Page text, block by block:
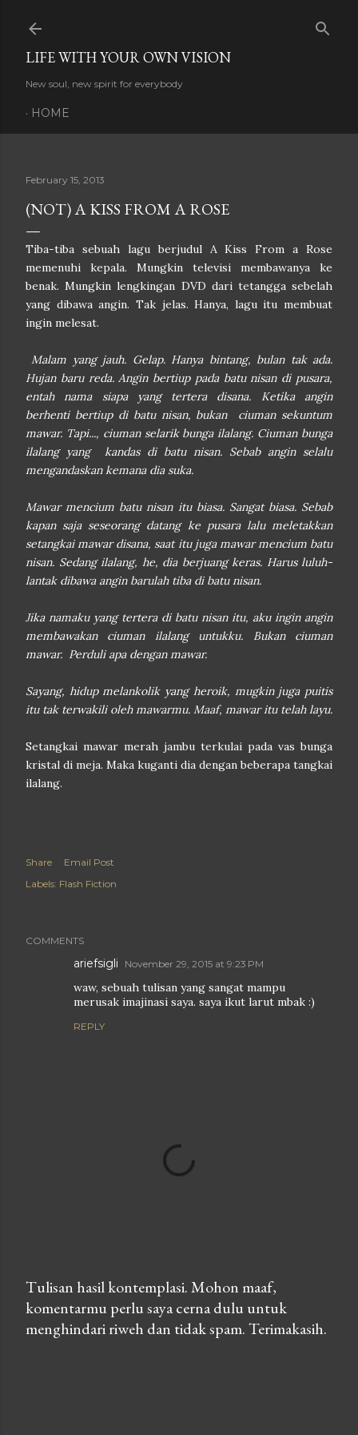
LIFE WITH YOUR OWN VISION
New soul, new spirit for everybody
HOME
February 15, 2013
(NOT) A KISS FROM A ROSE
Tiba-tiba sebuah lagu berjudul A Kiss From a Rose
memenuhi kepala. Mungkin televisi membawanya ke
benak. Mungkin lengkingan DVD dari tetangga sebelah
yang dibawa angin. Tak jelas. Hanya, lagu itu membuat
ingin melesat.
Malam yang jauh. Gelap. Hanya bintang, bulan tak ada.
Hujan baru reda. Angin bertiup pada batu nisan di pusara,
entah nama siapa yang tertera disana. Ketika angin
berhenti bertiup di batu nisan, bukan ciuman sekuntum
mawar. Tapi..., ciuman selarik bunga ilalang. Ciuman bunga
ilalang yang kandas di batu nisan. Sebab angin selalu
mengandaskan kemana dia suka.
Mawar mencium batu nisan itu biasa. Sangat biasa. Sebab
kapan saja seseorang datang ke pusara lalu meletakkan
setangkai mawar disana, saat itu juga mawar mencium batu
nisan. Sedang ilalang, he, dia berjuang keras. Harus luluh-
lantak dibawa angin barulah tiba di batu nisan.
Jika namaku yang tertera di batu nisan itu, aku ingin angin
membawakan ciuman ilalang untukku. Bukan ciuman
mawar. Perduli apa dengan mawar.
Sayang, hidup melankolik yang heroik, mugkin juga puitis
itu tak terwakili oleh mawarmu. Maaf, mawar itu telah layu.
Setangkai mawar merah jambu terkulai pada vas bunga
kristal di meja. Maka kuganti dia dengan beberapa tangkai
ilalang.
Share
Email Post
Labels: Flash Fiction
COMMENTS
ariefsigli November 29, 2015 at 9:23 PM
waw, sebuah tulisan yang sangat mampu
merusak imajinasi saya. saya ikut larut mbak :)
REPLY
P
o
Tulisan hasil kontemplasi. Mohon maaf,
komentarmu perlu saya cerna dulu untuk
menghindari riweh dan tidak spam. Terimakasih.